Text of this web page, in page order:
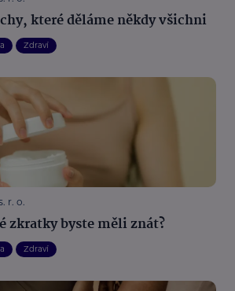
které děláme někdy všichni
Zdraví
r. o.
zkratky byste měli znát?
Zdraví